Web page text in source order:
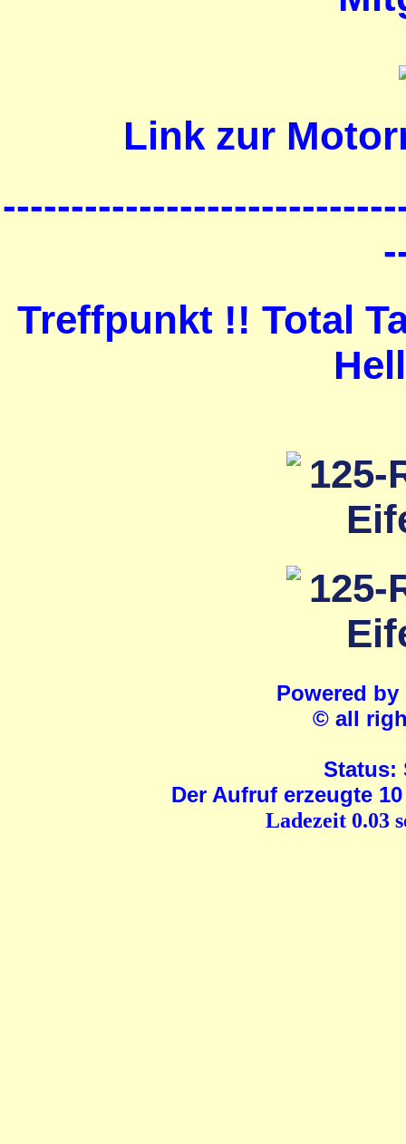
Link zur
Treffpunkt !! Total
Powered by
© all
Status:
Der Aufruf erzeugte
Ladezeit 0.03